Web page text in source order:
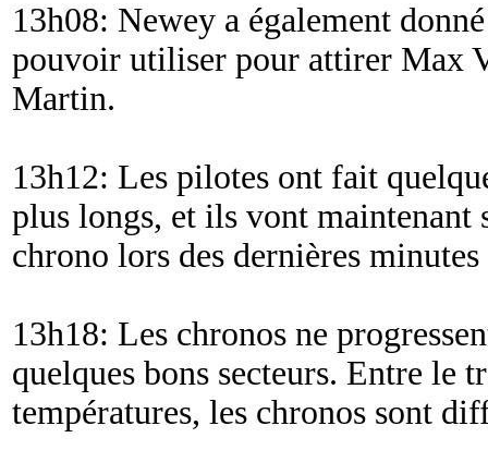
13h08: Newey a également
pouvoir utiliser pour attirer Max
Martin.
13h12: Les pilotes ont fait
plus longs, et ils vont maintenant
chrono lors des dernières minutes
13h18: Les chronos ne
quelques bons secteurs. Entre le
températures, les chronos sont